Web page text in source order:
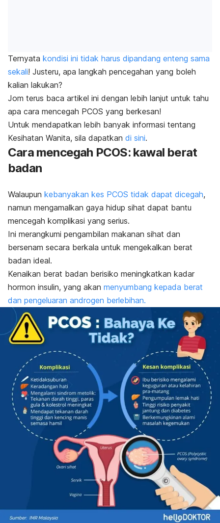
Ternyata kondisi ini tidak harus dipandang enteng sama
sekali! Justeru, apa langkah pencegahan yang boleh
kalian lakukan?
Jom terus baca artikel ini dengan lebih lanjut untuk tahu
apa cara mencegah PCOS yang berkesan!
Untuk mendapatkan lebih banyak informasi tentang
Kesihatan Wanita, sila dapatkan di sini.
Cara mencegah PCOS: kawal berat
badan
Walaupun kebanyakan kes PCOS tidak dapat dicegah,
namun mengamalkan gaya hidup sihat dapat bantu
mencegah komplikasi yang serius.
Ini merangkumi pengambilan makanan sihat dan
bersenam secara berkala untuk mengekalkan berat
badan ideal.
Kenaikan berat badan berisiko meningkatkan kadar
hormon insulin, yang akan menyumbang kepada berat
dan pengeluaran androgen berlebihan.